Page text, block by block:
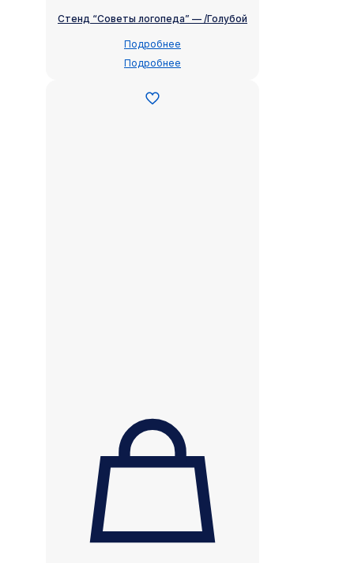
Стенд “Советы логопеда” — /Голубой
Подробнее
Подробнее